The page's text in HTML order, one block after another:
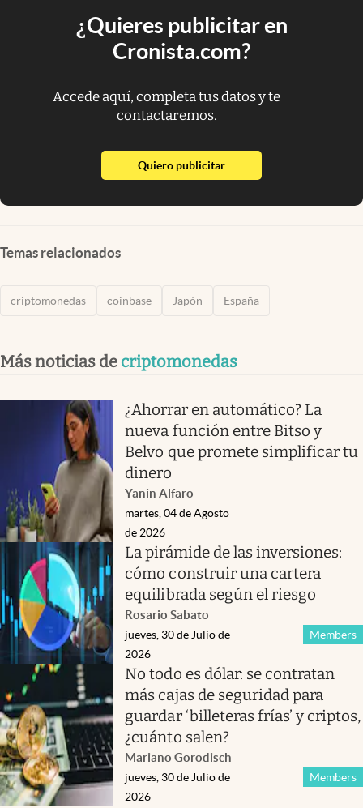
¿Quieres publicitar en
Cronista.com?
Accede aquí, completa tus datos y te
contactaremos.
Quiero publicitarabre en nueva pestaña
Temas relacionados
criptomonedas coinbase Japón España
Más noticias de criptomonedas
¿Ahorrar en automático? La
nueva función entre Bitso y
Belvo que promete simplificar tu
dinero
Yanin Alfaro
martes, 04 de Agosto
de 2026
La pirámide de las inversiones:
cómo construir una cartera
equilibrada según el riesgo
Rosario Sabato
Members
jueves, 30 de Julio de
2026
No todo es dólar: se contratan
más cajas de seguridad para
guardar ‘billeteras frías’ y criptos,
¿cuánto salen?
Mariano Gorodisch
Members
jueves, 30 de Julio de
2026